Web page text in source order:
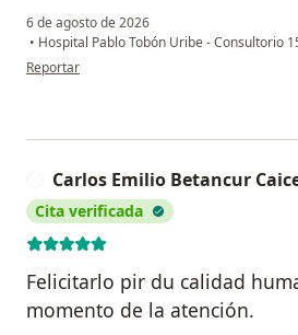
6 de agosto de 2026
• Hospital Pablo Tobón Uribe - Consultorio
en opinión del usuario Freddy Fernández M.
Reportar
Carlos Emilio Betancur
Cita verificada
Felicitarlo pir du calidad
momento de la atención.